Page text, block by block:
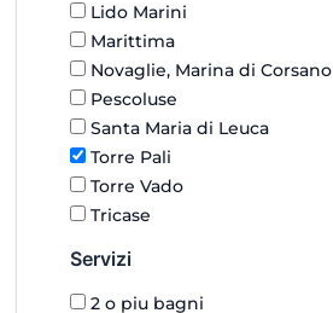
Lido Marini
Marittima
Novaglie, Marina di Corsano
Pescoluse
Santa Maria di Leuca
Torre Pali
Torre Vado
Tricase
Servizi
2 o piu bagni